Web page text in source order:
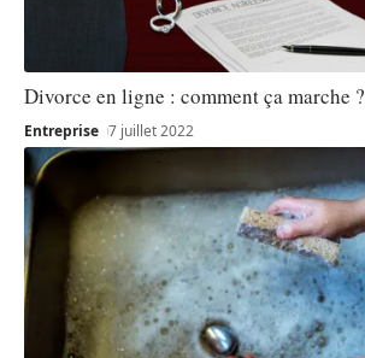
Divorce en ligne : comment ça marche ?
Entreprise 7 juillet 2022